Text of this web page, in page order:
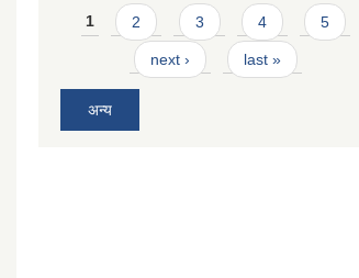
Pages
1 2 3 4 5
next › last »
अन्य